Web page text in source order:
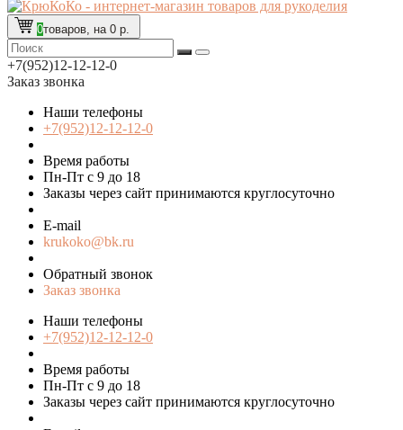
0товаров, на 0 р.
+7(952)12-12-12-0
Заказ звонка
Наши телефоны
+7(952)12-12-12-0
Время работы
Пн-Пт с 9 до 18
Заказы через сайт принимаются круглосуточно
E-mail
krukoko@bk.ru
Обратный звонок
Заказ звонка
Наши телефоны
+7(952)12-12-12-0
Время работы
Пн-Пт с 9 до 18
Заказы через сайт принимаются круглосуточно